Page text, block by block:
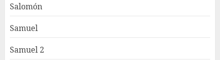
Salomón
Samuel
Samuel 2